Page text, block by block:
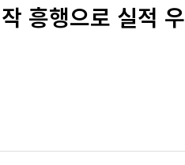
흥행으로 실적